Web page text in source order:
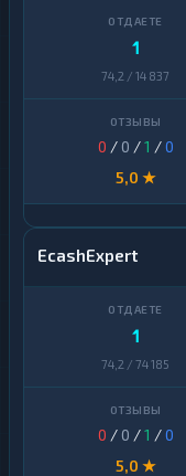
1
74,2 / 14 837
0 / 0 /1 /0
5,0 ★
EcashExpert
1
74,2 / 74 185
0 / 0 /1 /0
5,0 ★